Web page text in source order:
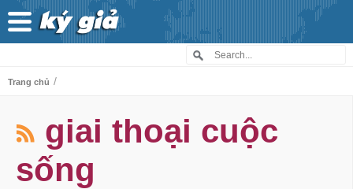
Trang chủ /
giai thoại cuộc
sống